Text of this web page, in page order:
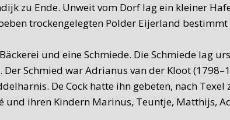
zu Ende. Unweit vom Dorf lag ein kleiner
trockengelegten Polder Eijerland bestimmt
und eine Schmiede. Die Schmiede
Schmied war Adrianus van der Kloot
De Cock hatte ihn gebeten, nach
ihren Kindern Marinus, Teuntje, Matthijs,